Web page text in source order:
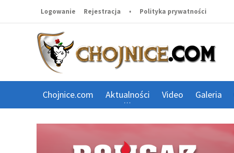
Logowanie Rejestracja • Polityka prywatności
Chojnice.com Aktualności Video Galeria